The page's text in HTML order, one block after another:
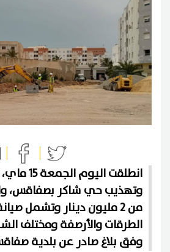
انطلقت
وتهذيب حي شاكر بصفاقس،
من 2 مليون دينار وتشمل
الطرقات والأرصفة ومختلف
وفق بلاغ صادر عن بلدية